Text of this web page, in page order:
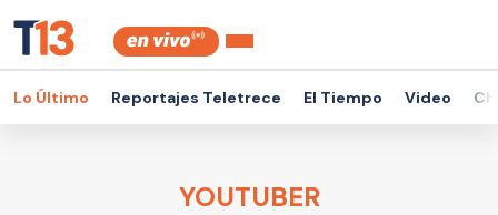
Lo Último Reportajes Teletrece El Tiempo Video
YOUTUBER